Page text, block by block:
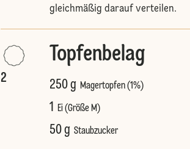
gleichmäßig darauf verteilen.
2
Topfenbelag
250 g Magertopfen (1%)
1 Ei (Größe M)
50 g Staubzucker